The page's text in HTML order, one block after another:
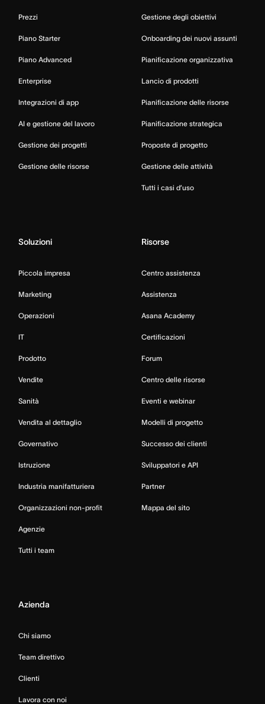
Prezzi
Piano Starter
Piano Advanced
Enterprise
Integrazioni di app
AI e gestione del lavoro
Gestione dei progetti
Gestione delle risorse
Gestione degli obiettivi
Onboarding dei nuovi assunti
Pianificazione organizzativa
Lancio di prodotti
Pianificazione delle risorse
Pianificazione strategica
Proposte di progetto
Gestione delle attività
Tutti i casi d’uso
Soluzioni
Piccola impresa
Marketing
Operazioni
IT
Prodotto
Vendite
Sanità
Vendita al dettaglio
Governativo
Istruzione
Industria manifatturiera
Organizzazioni non-profit
Agenzie
Tutti i team
Risorse
Centro assistenza
Assistenza
Asana Academy
Certificazioni
Forum
Centro delle risorse
Eventi e webinar
Modelli di progetto
Successo dei clienti
Sviluppatori e API
Partner
Mappa del sito
Azienda
Chi siamo
Team direttivo
Clienti
Lavora con noi